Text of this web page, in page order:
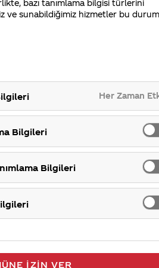
forma çekilişimize otomatik
şansınızı
bazı tanımlama bilgisi türlerini
ve sunabildiğimiz hizmetler bu
Her Zaman
Bilgileri
Bilgileri
İZIN VER